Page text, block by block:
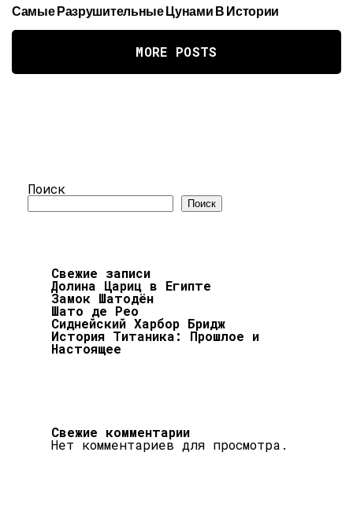
Самые Разрушительные Цунами В Истории
MORE POSTS
Поиск
Поиск
Свежие записи
Долина Цариц в Египте
Замок Шатодён
Шато де Рео
Сиднейский Харбор Бридж
История Титаника: Прошлое и
Настоящее
Свежие комментарии
Нет комментариев для просмотра.